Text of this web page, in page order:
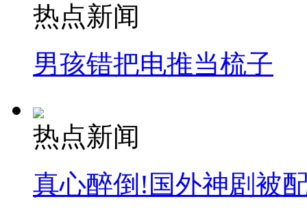
热点新闻
男孩错把电推当梳子
热点新闻
真心醉倒!国外神剧被